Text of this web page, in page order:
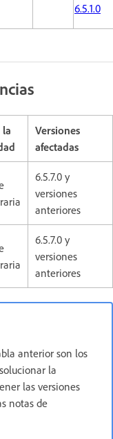
6.5.1.0
Versiones
afectadas
6.5.7.0 y
versiones
anteriores
6.5.7.0 y
versiones
anteriores
anterior son los
la
las versiones
notas de